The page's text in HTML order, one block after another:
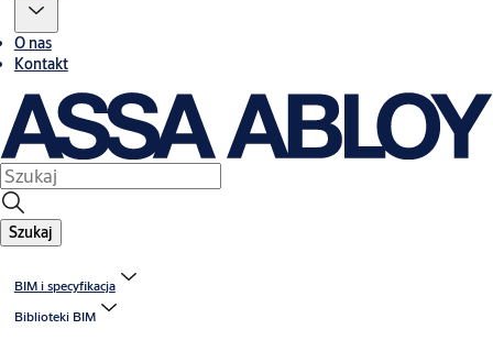
O nas
Kontakt
Szukaj
BIM i specyfikacja
Biblioteki BIM